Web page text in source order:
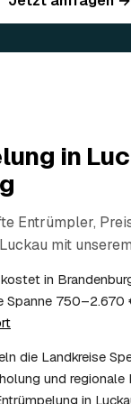
Wertsachen einfach
nur die
— die konkrete
oder
möglich — etwa
im Rahmen von
Umzug.
beim
in
Entrümpler,
Luckau mit
in
Spanne 750–2.670
die Landkreise
und regionale
in